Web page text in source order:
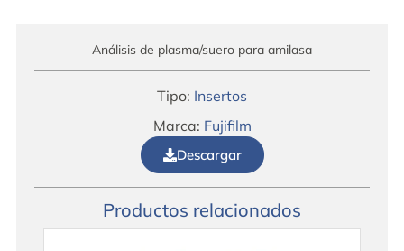
Análisis de plasma/suero para amilasa
Tipo: Insertos
Marca: Fujifilm
Descargar
Productos relacionados